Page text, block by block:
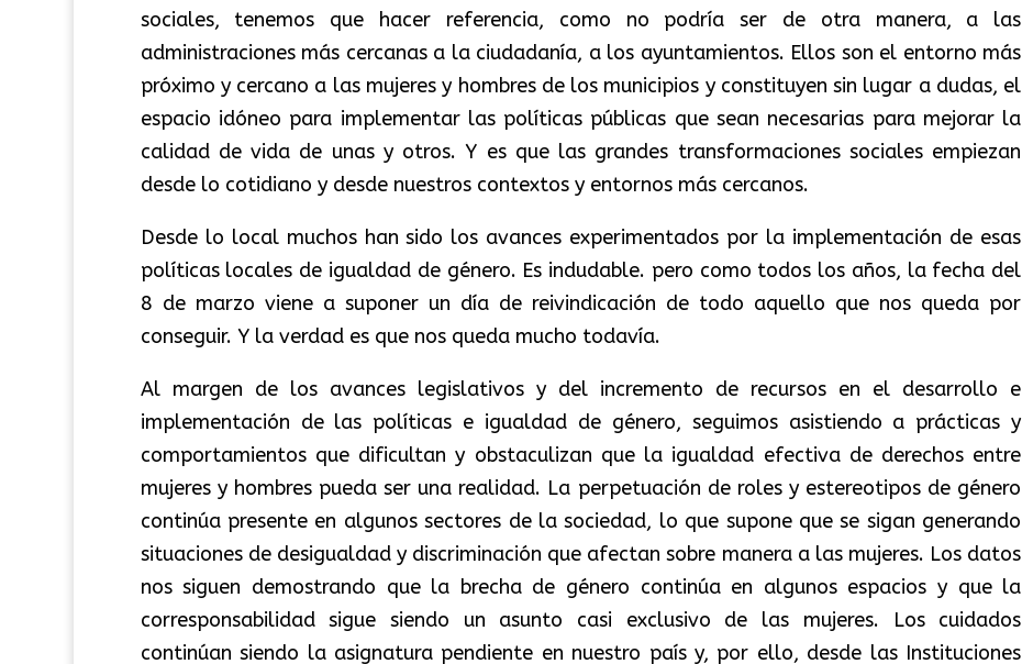
sociales, tenemos que hacer referencia, como no podría ser de otra manera, a las
administraciones más cercanas a la ciudadanía, a los ayuntamientos. Ellos son el entorno más
próximo y cercano a las mujeres y hombres de los municipios y constituyen sin lugar a dudas, el
espacio idóneo para implementar las políticas públicas que sean necesarias para mejorar la
calidad de vida de unas y otros. Y es que las grandes transformaciones sociales empiezan
desde lo cotidiano y desde nuestros contextos y entornos más cercanos.
Desde lo local muchos han sido los avances experimentados por la implementación de esas
políticas locales de igualdad de género. Es indudable. pero como todos los años, la fecha del
8 de marzo viene a suponer un día de reivindicación de todo aquello que nos queda por
conseguir. Y la verdad es que nos queda mucho todavía.
Al margen de los avances legislativos y del incremento de recursos en el desarrollo e
implementación de las políticas e igualdad de género, seguimos asistiendo a prácticas y
comportamientos que dificultan y obstaculizan que la igualdad efectiva de derechos entre
mujeres y hombres pueda ser una realidad. La perpetuación de roles y estereotipos de género
continúa presente en algunos sectores de la sociedad, lo que supone que se sigan generando
situaciones de desigualdad y discriminación que afectan sobre manera a las mujeres. Los datos
nos siguen demostrando que la brecha de género continúa en algunos espacios y que la
corresponsabilidad sigue siendo un asunto casi exclusivo de las mujeres. Los cuidados
continúan siendo la asignatura pendiente en nuestro país y, por ello, desde las Instituciones